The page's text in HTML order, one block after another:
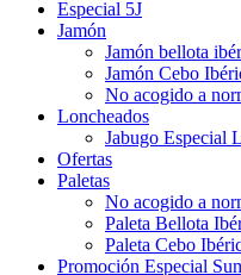
Especial 5J
Jamón
Jamón bellota
Jamón Cebo
No acogido a
Loncheados
Jabugo Especial
Ofertas
Paletas
No acogido a
Paleta Bellota
Paleta Cebo
Promoción Especial